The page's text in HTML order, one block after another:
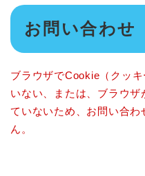
日本語（Japanese）
Português（ポルトガル語）
文字サイズ 標準 拡大
本
お問い合わせ
ブラウザでCookie（クッ
いない、または、ブラウ
ていないため、お問い合
ん。